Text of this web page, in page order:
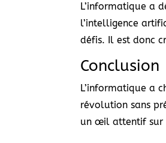
L’informatique a
l’intelligence
défis. Il est donc
Conclusion
L’informatique a
révolution sans
un œil attentif sur